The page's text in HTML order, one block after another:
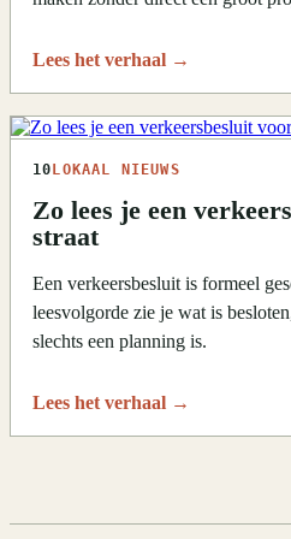
Lees het verhaal →
10 LOKAAL NIEUWS
Zo lees je een
straat
Een verkeersbesluit is formeel
leesvolgorde zie je wat is
slechts een planning is.
Lees het verhaal →